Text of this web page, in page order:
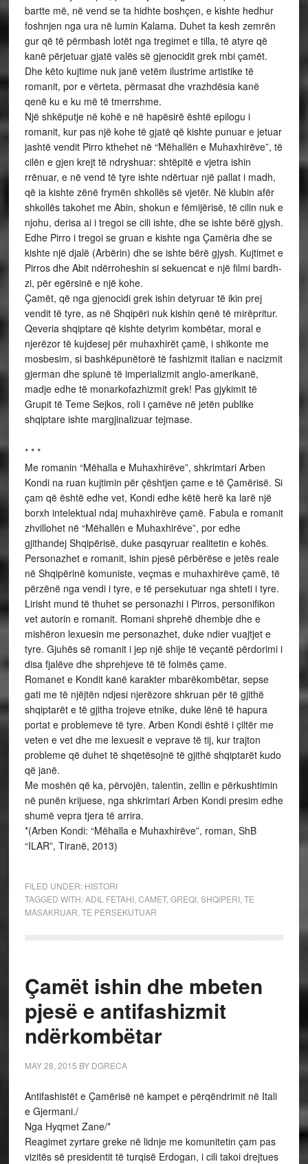
bartte më, në vend se ta hidhte boshçen, e kishte hedhur
foshnjen nga ura në lumin Kalama. Duhet ta kesh zemrën
gur që të përmbash lotët nga tregimet e tilla, të atyre që
kanë përjetuar gjatë valës së gjenocidit grek mbi çamët.
Dhe këto kujtime nuk janë vetëm ilustrime artistike të
romanit, por e vërteta, përmasat dhe vrazhdësia kanë
qenë ku e ku më të tmerrshme.
Një shkëputje në kohë e në hapësirë është epilogu i
romanit, kur pas një kohe të gjatë që kishte punuar e jetuar
jashtë vendit Pirro kthehet në “Mëhallën e Muhaxhirëve”, të
cilën e gjen krejt të ndryshuar: shtëpitë e vjetra ishin
rrënuar, e në vend të tyre ishte ndërtuar një pallat i madh,
që ia kishte zënë frymën shkollës së vjetër. Në klubin afër
shkollës takohet me Abin, shokun e fëmijërisë, të cilin nuk e
njohu, derisa ai i tregoi se cili ishte, dhe se ishte bërë gjysh.
Edhe Pirro i tregoi se gruan e kishte nga Çamëria dhe se
kishte një djalë (Arbërin) dhe se ishte bërë gjysh. Kujtimet e
Pirros dhe Abit ndërroheshin si sekuencat e një filmi bardh-
zi, për egërsinë e një kohe.
Çamët, që nga gjenocidi grek ishin detyruar të ikin prej
vendit të tyre, as në Shqipëri nuk kishin qenë të mirëpritur.
Qeveria shqiptare që kishte detyrim kombëtar, moral e
njerëzor të kujdesej për muhaxhirët çamë, i shikonte me
mosbesim, si bashkëpunëtorë të fashizmit italian e nacizmit
gjerman dhe spiunë të imperializmit anglo-amerikanë,
madje edhe të monarkofazhizmit grek! Pas gjykimit të
Grupit të Teme Sejkos, roli i çamëve në jetën publike
shqiptare ishte margjinalizuar tejmase.
* * *
Me romanin “Mëhalla e Muhaxhirëve”, shkrimtari Arben
Kondi na ruan kujtimin për çështjen çame e të Çamërisë. Si
çam që është edhe vet, Kondi edhe këtë herë ka larë një
borxh intelektual ndaj muhaxhirëve çamë. Fabula e romanit
zhvillohet në “Mëhallën e Muhaxhirëve”, por edhe
gjithandej Shqipërisë, duke pasqyruar realitetin e kohës.
Personazhet e romanit, ishin pjesë përbërëse e jetës reale
në Shqipërinë komuniste, veçmas e muhaxhirëve çamë, të
përzënë nga vendi i tyre, e të persekutuar nga shteti i tyre.
Lirisht mund të thuhet se personazhi i Pirros, personifikon
vet autorin e romanit. Romani shprehë dhembje dhe e
mishëron lexuesin me personazhet, duke ndier vuajtjet e
tyre. Gjuhës së romanit i jep një shije të veçantë përdorimi i
disa fjalëve dhe shprehjeve të të folmës çame.
Romanet e Kondit kanë karakter mbarëkombëtar, sepse
gati me të njëjtën ndjesi njerëzore shkruan për të gjithë
shqiptarët e të gjitha trojeve etnike, duke lënë të hapura
portat e problemeve të tyre. Arben Kondi është i çiltër me
veten e vet dhe me lexuesit e veprave të tij, kur trajton
probleme që duhet të shqetësojnë të gjithë shqiptarët kudo
që janë.
Me moshën që ka, përvojën, talentin, zellin e përkushtimin
në punën krijuese, nga shkrimtari Arben Kondi presim edhe
shumë vepra tjera të arrira.
*(Arben Kondi: “Mëhalla e Muhaxhirëve”, roman, ShB
“ILAR”, Tiranë, 2013)
FILED UNDER: HISTORI
TAGGED WITH:ADIL FETAHI, CAMET, GREQI, SHQIPERI, TE
MASAKRUAR TE PERSEKUTUAR
Çamët ishin dhe mbeten
pjesë e antifashizmit
ndërkombëtar
MAY 28, 2015 BY DGRECA
Antifashistët e Çamërisë në kampet e përqëndrimit në Itali
e Gjermani./
Nga Hyqmet Zane/*
Reagimet zyrtare greke në lidnje me komunitetin çam pas
vizitës së presidentit të turqisë Erdogan, i cili takoi drejtues